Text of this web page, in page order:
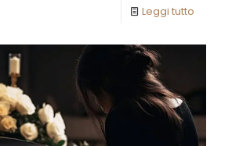
Leggi tutto